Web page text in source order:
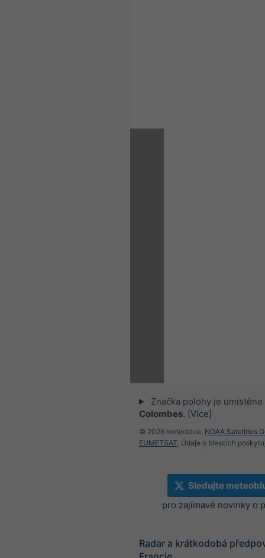
Značka polohy je umístěna
Colombes. [Více]
© 2026 meteoblue, NOAA Satellites
EUMETSAT. Údaje o blescích
Sledujte
pro zajímavé novinky o
Radar a krátkodobá